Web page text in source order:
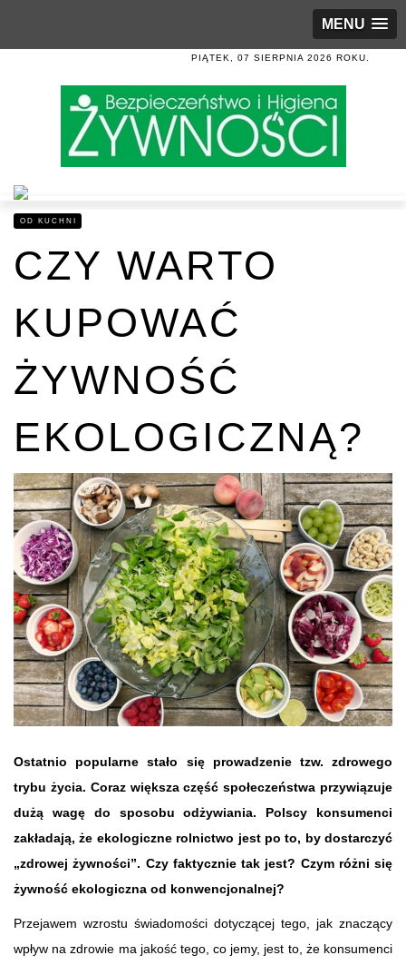
MENU
PIĄTEK, 07 SIERPNIA 2026 ROKU.
OD KUCHNI
CZY WARTO
KUPOWAĆ
ŻYWNOŚĆ
EKOLOGICZNĄ?
Ostatnio popularne stało się prowadzenie tzw. zdrowego
trybu życia. Coraz większa część społeczeństwa przywiązuje
dużą wagę do sposobu odżywiania. Polscy konsumenci
zakładają, że ekologiczne rolnictwo jest po to, by dostarczyć
„zdrowej żywności”. Czy faktycznie tak jest? Czym różni się
żywność ekologiczna od konwencjonalnej?
Przejawem wzrostu świadomości dotyczącej tego, jak znaczący
wpływ na zdrowie ma jakość tego, co jemy, jest to, że konsumenci